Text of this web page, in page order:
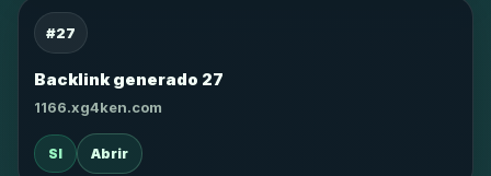
#27
Backlink generado 27
1166.xg4ken.com
SI Abrir